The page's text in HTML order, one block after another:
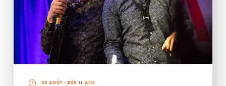
30 AOÛT - DÈS 11 ANS